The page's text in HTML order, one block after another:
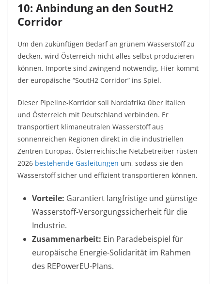
10: Anbindung an den SoutH2
Corridor
Um den zukünftigen Bedarf an grünem Wasserstoff zu
decken, wird Österreich nicht alles selbst produzieren
können. Importe sind zwingend notwendig. Hier kommt
der europäische “SoutH2 Corridor” ins Spiel.
Dieser Pipeline-Korridor soll Nordafrika über Italien
und Österreich mit Deutschland verbinden. Er
transportiert klimaneutralen Wasserstoff aus
sonnenreichen Regionen direkt in die industriellen
Zentren Europas. Österreichische Netzbetreiber rüsten
2026 bestehende Gasleitungen um, sodass sie den
Wasserstoff sicher und effizient transportieren können.
Vorteile: Garantiert langfristige und günstige
Wasserstoff-Versorgungssicherheit für die
Industrie.
Zusammenarbeit: Ein Paradebeispiel für
europäische Energie-Solidarität im Rahmen
des REPowerEU-Plans.